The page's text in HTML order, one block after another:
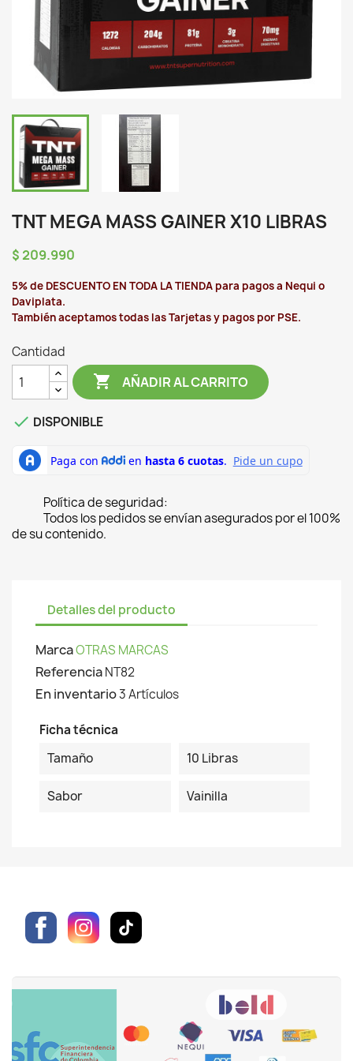
TNT MEGA MASS GAINER X10 LIBRAS
$ 209.990
5% de DESCUENTO EN TODA LA TIENDA para pagos a Nequi o
Daviplata.
También aceptamos todas las Tarjetas y pagos por PSE.
Cantidad
 AÑADIR AL CARRITO
 DISPONIBLE
Política de seguridad:
Todos los pedidos se envían asegurados por el 100%
de su contenido.
Detalles del producto
MarcaOTRAS MARCAS
ReferenciaNT82
En inventario3 Artículos
Ficha técnica
Tamaño
10 Libras
Sabor Vainilla
Facebook